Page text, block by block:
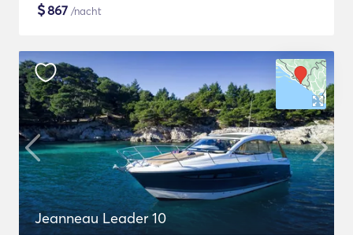
$867 /nacht
Jeanneau Leader 10